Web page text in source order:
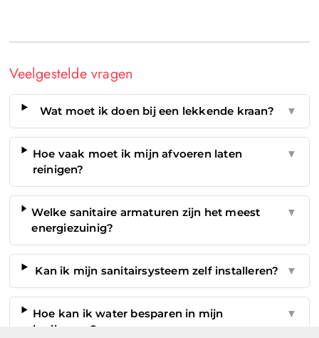
Veelgestelde vragen
Wat moet ik doen bij een lekkende kraan? ▼
Hoe vaak moet ik mijn afvoeren laten
reinigen?
▼
Welke sanitaire armaturen zijn het meest
energiezuinig?
▼
Kan ik mijn sanitairsysteem zelf installeren? ▼
Hoe kan ik water besparen in mijn
badkamer?
▼